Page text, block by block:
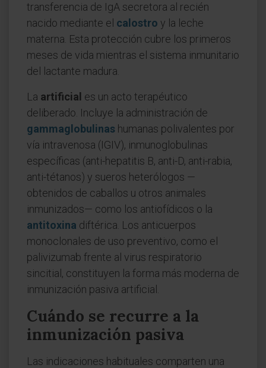
transferencia de IgA secretora al recién
nacido mediante el calostro y la leche
materna. Esta protección cubre los primeros
meses de vida mientras el sistema inmunitario
del lactante madura.
La artificial es un acto terapéutico
deliberado. Incluye la administración de
gammaglobulinas humanas polivalentes por
vía intravenosa (IGIV), inmunoglobulinas
específicas (anti-hepatitis B, anti-D, anti-rabia,
anti-tétanos) y sueros heterólogos —
obtenidos de caballos u otros animales
inmunizados— como los antiofídicos o la
antitoxina diftérica. Los anticuerpos
monoclonales de uso preventivo, como el
palivizumab frente al virus respiratorio
sincitial, constituyen la forma más moderna de
inmunización pasiva artificial.
Cuándo se recurre a la
inmunización pasiva
Las indicaciones habituales comparten una